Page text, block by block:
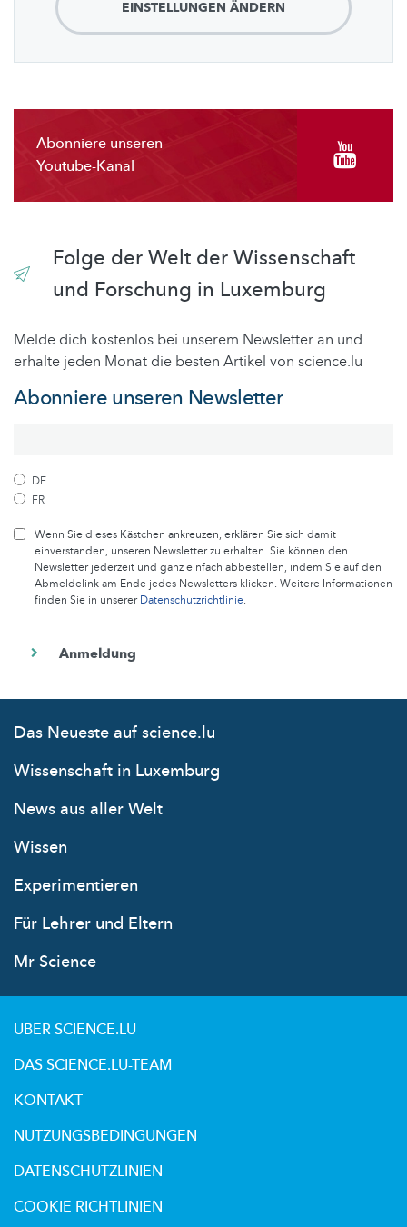
EINSTELLUNGEN ÄNDERN
Abonniere unseren
Youtube-Kanal
Folge der Welt der Wissenschaft
und Forschung in Luxemburg
Melde dich kostenlos bei unserem Newsletter an und
erhalte jeden Monat die besten Artikel von science.lu
Abonniere unseren Newsletter
DE
FR
Wenn Sie dieses Kästchen ankreuzen, erklären Sie sich damit
einverstanden, unseren Newsletter zu erhalten. Sie können den
Newsletter jederzeit und ganz einfach abbestellen, indem Sie auf den
Abmeldelink am Ende jedes Newsletters klicken. Weitere Informationen
finden Sie in unsererDatenschutzrichtlinie.
Das Neueste auf science.lu
Wissenschaft in Luxemburg
News aus aller Welt
Wissen
Experimentieren
Für Lehrer und Eltern
Mr Science
ÜBER SCIENCE.LU
DAS SCIENCE.LU-TEAM
KONTAKT
NUTZUNGSBEDINGUNGEN
DATENSCHUTZLINIEN
COOKIE RICHTLINIEN